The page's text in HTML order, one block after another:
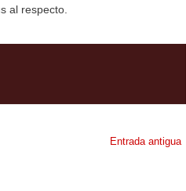
al respecto.
Entrada antigua